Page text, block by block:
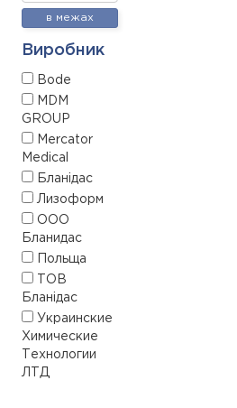
в межах
Виробник
Bode
MDM
GROUP
Mercator
Medical
Бланідас
Лизоформ
ООО
Бланидас
Польща
ТОВ
Бланідас
Украинские
Химические
Технологии
ЛТД